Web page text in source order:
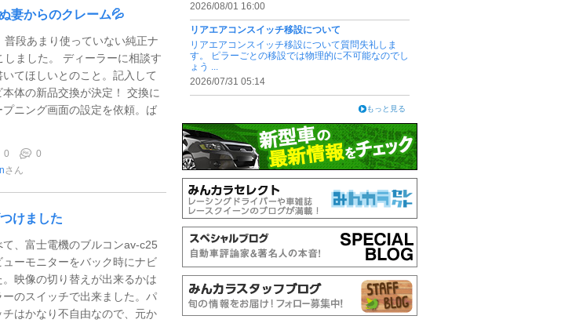
妻からのクレーム💦
段あまり使っていない純正ナ
ました。 ディーラーに相談す
てほしいとのこと。記入して
体の新品交換が決定！ 交換に
ニング画面の設定を依頼。ば
0
0
さん
けました
、富士電機のブルコンav-c25
ーモニターをバック時にナビ
映像の切り替えが出来るかは
のスイッチで出来ました。パ
はかなり不自由なので、元か
2026/08/01 16:00
リアエアコンスイッチ移設について
リアエアコンスイッチ移設について質問失礼しま
す。 ピラーごとの移設では物理的に不可能なのでし
ょう ...
2026/07/31 05:14
もっと見る